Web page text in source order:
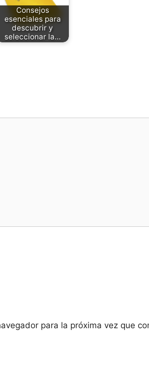
Consejos
esenciales para
descubrir y
seleccionar la…
para la próxima vez que